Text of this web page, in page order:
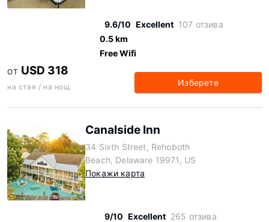
9.6/10 Excellent 107 отзива
0.5 km
Free Wifi
ОТ USD 318
на стая / на нощ Изберете
Canalside Inn
34 Sixth Street, Rehoboth
Beach, Delaware 19971, US
Покажи карта
9/10 Excellent 265 отзива